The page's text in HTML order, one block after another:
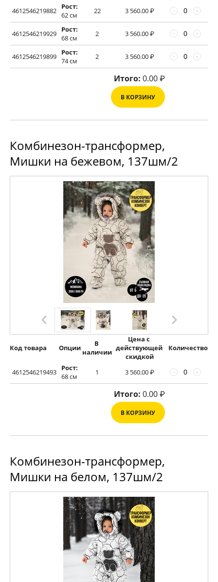
4612546219882
Рост:
62 см
22 3 560.00₽ +
−
4612546219929
Рост:
68 см
2 3 560.00₽ +
−
4612546219899
Рост:
74 см
2 3 560.00₽ +
−
Итого: 0.00₽
В КОРЗИНУ
Комбинезон-трансформер,
Мишки на бежевом, 137шм/2
Код товара Опции
В
наличии
Цена с
действующей
скидкой
Количество
4612546219493
Рост:
68 см
1 3 560.00₽ +
−
Итого: 0.00₽
В КОРЗИНУ
Комбинезон-трансформер,
Мишки на белом, 137шм/2